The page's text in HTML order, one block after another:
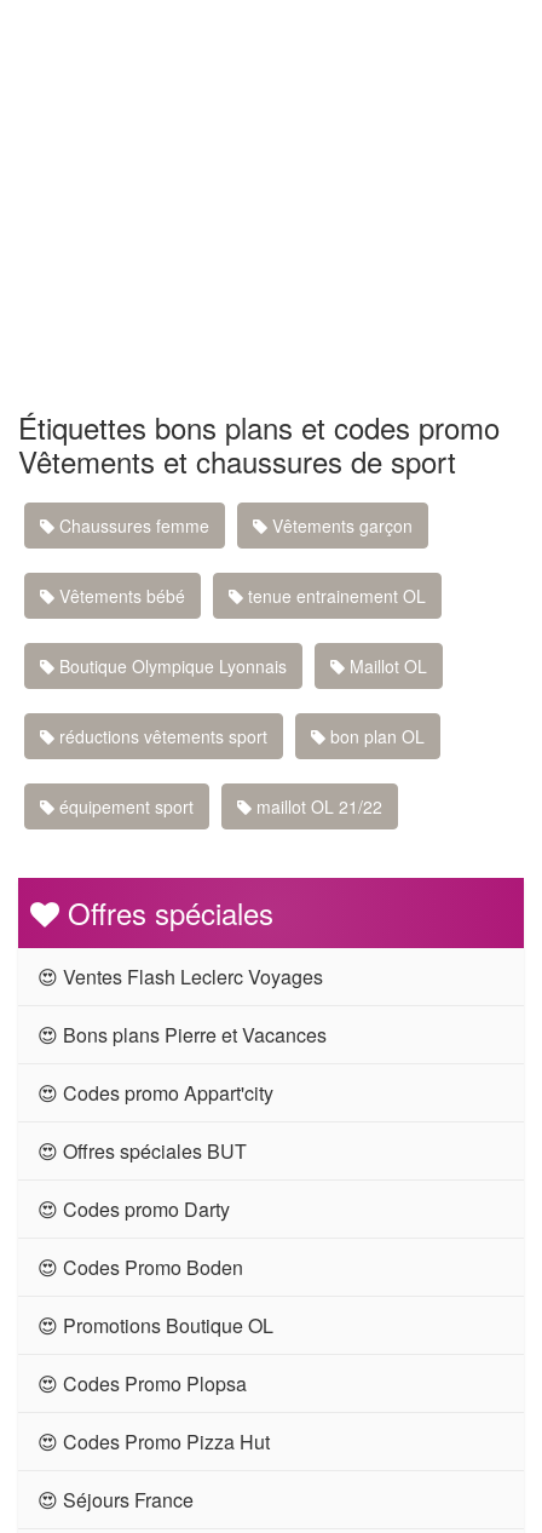
Étiquettes bons plans et codes promo
Vêtements et chaussures de sport
Chaussures femme Vêtements garçon
Vêtements bébé tenue entrainement OL
Boutique Olympique Lyonnais Maillot OL
réductions vêtements sport bon plan OL
équipement sport maillot OL 21/22
Offres spéciales
😍 Ventes Flash Leclerc Voyages
😍 Bons plans Pierre et Vacances
😍 Codes promo Appart'city
😍 Offres spéciales BUT
😍 Codes promo Darty
😍 Codes Promo Boden
😍 Promotions Boutique OL
😍 Codes Promo Plopsa
😍 Codes Promo Pizza Hut
😍 Séjours France